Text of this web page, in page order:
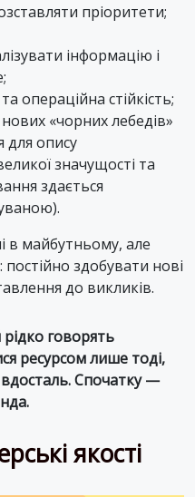
пріоритети;
інформацію і
операційна стійкість;
«чорних лебедів»
для опису
значущості та
здається
в майбутньому, але
здобувати нові
до викликів.
говорять
ресурсом лише тоді,
Спочатку —
якості